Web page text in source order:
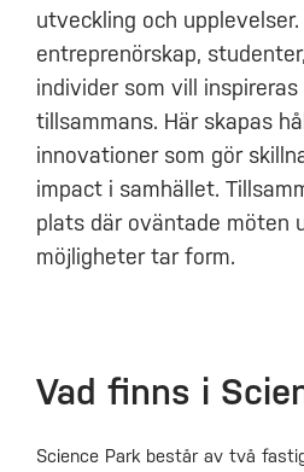
utveckling och
entreprenörskap,
individer som vill inspireras
tillsammans. Här skapas
innovationer som gör
impact i samhället.
plats där oväntade möten
möjligheter tar form.
Vad finns i
Science Park består av två